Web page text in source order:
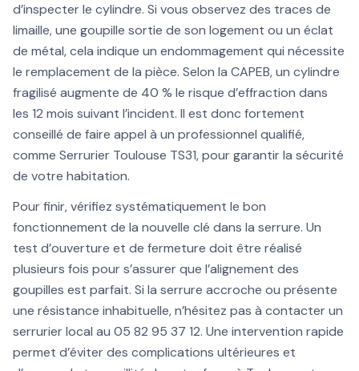
d’inspecter le cylindre. Si vous observez des traces de
limaille, une goupille sortie de son logement ou un éclat
de métal, cela indique un endommagement qui nécessite
le remplacement de la pièce. Selon la CAPEB, un cylindre
fragilisé augmente de 40 % le risque d’effraction dans
les 12 mois suivant l’incident. Il est donc fortement
conseillé de faire appel à un professionnel qualifié,
comme Serrurier Toulouse TS31, pour garantir la sécurité
de votre habitation.
Pour finir, vérifiez systématiquement le bon
fonctionnement de la nouvelle clé dans la serrure. Un
test d’ouverture et de fermeture doit être réalisé
plusieurs fois pour s’assurer que l’alignement des
goupilles est parfait. Si la serrure accroche ou présente
une résistance inhabituelle, n’hésitez pas à contacter un
serrurier local au 05 82 95 37 12. Une intervention rapide
permet d’éviter des complications ultérieures et